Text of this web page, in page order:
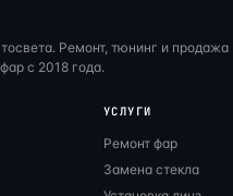
Ремонт, тюнинг и продажа
с 2018 года.
УСЛУГИ
Ремонт фар
Замена стекла